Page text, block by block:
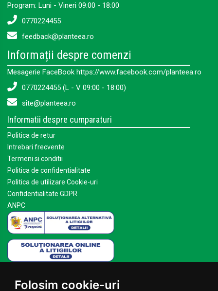
Folosim cookie-uri
Program: Luni - Vineri 09:00 - 18:00
0770224455
feedback@planteea.ro
Informații despre comenzi
Mesagerie FaceBook https://www.facebook.com/planteea.ro
0770224455 (L - V 09:00 - 18:00)
site@planteea.ro
Informatii despre cumparaturi
Politica de retur
Intrebari frecvente
Termeni si conditii
Politica de confidentialitate
Politica de utilizare Cookie-uri
Confidentialitate GDPR
ANPC
Acasa